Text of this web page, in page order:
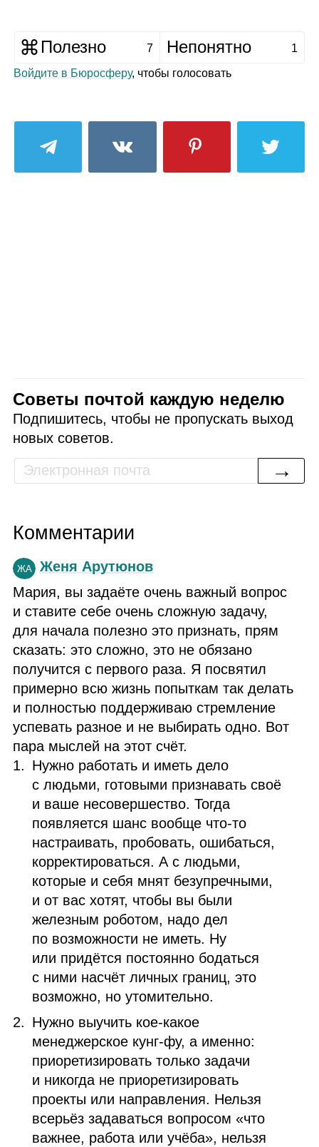
Полезно 7 Непонятно 1
Войдите в Бюросферу, чтобы голосовать
Советы почтой каждую неделю
Подпишитесь, чтобы не пропускать выход
новых советов.
→
Комментарии
ЖА
Женя Арутюнов
Мария, вы задаёте очень важный вопрос
и ставите себе очень сложную задачу,
для начала полезно это признать, прям
сказать: это сложно, это не обязано
получится с первого раза. Я посвятил
примерно всю жизнь попыткам так делать
и полностью поддерживаю стремление
успевать разное и не выбирать одно. Вот
пара мыслей на этот счёт.
Нужно работать и иметь дело
с людьми, готовыми признавать своё
и ваше несовершество. Тогда
появляется шанс вообще что‑то
настраивать, пробовать, ошибаться,
корректироваться. А с людьми,
которые и себя мнят безупречными,
и от вас хотят, чтобы вы были
железным роботом, надо дел
по возможности не иметь. Ну
или придётся постоянно бодаться
с ними насчёт личных границ, это
возможно, но утомительно.
Нужно выучить кое‑какое
менеджерское кунг‑фу, а именно:
приоретизировать только задачи
и никогда не приоретизировать
проекты или направления. Нельзя
всерьёз задаваться вопросом «что
важнее, работа или учёба», нельзя